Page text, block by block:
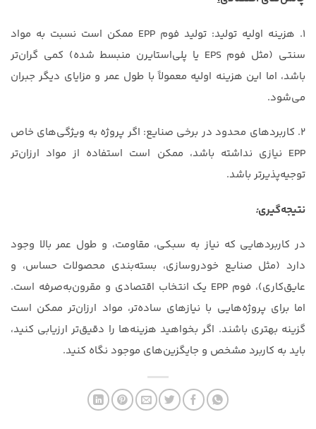
1. هزینه اولیه تولید: تولید فوم EPP ممکن است نسبت به مواد
سنتی (مثل فوم EPS یا پلی‌استایرن منبسط شده) کمی گران‌تر
باشد، اما این هزینه اولیه معمولاً با طول عمر و مزایای دیگر جبران
می‌شود.
2. کاربردهای محدود در برخی صنایع: اگر پروژه به ویژگی‌های خاص
EPP نیازی نداشته باشد، ممکن است استفاده از مواد ارزان‌تر
توجیه‌پذیرتر باشد.
نتیجه‌گیری:
در کاربردهایی که نیاز به سبکی، مقاومت، و طول عمر بالا وجود
دارد (مثل صنایع خودروسازی، بسته‌بندی محصولات حساس، و
عایق‌کاری)، فوم EPP یک انتخاب اقتصادی و مقرون‌به‌صرفه است.
اما برای پروژه‌هایی با نیازهای ساده‌تر، مواد ارزان‌تر ممکن است
گزینه بهتری باشند. اگر بخواهید هزینه‌ها را دقیق‌تر ارزیابی کنید،
باید به کاربرد مشخص و جایگزین‌های موجود نگاه کنید.